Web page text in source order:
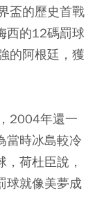
盃的歷史首戰
西的12碼罰球
的阿根廷，獲
2004年還一
當時冰島較冷
荷杜臣說，
球就像美夢成